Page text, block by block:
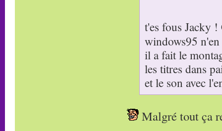
t'es fous Jacky !
windows95
il a fait le
les titres dans
et le son avec
Malgré tout ça